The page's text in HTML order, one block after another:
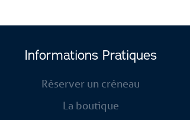
Informations Pratiques
Réserver un créneau
La boutique